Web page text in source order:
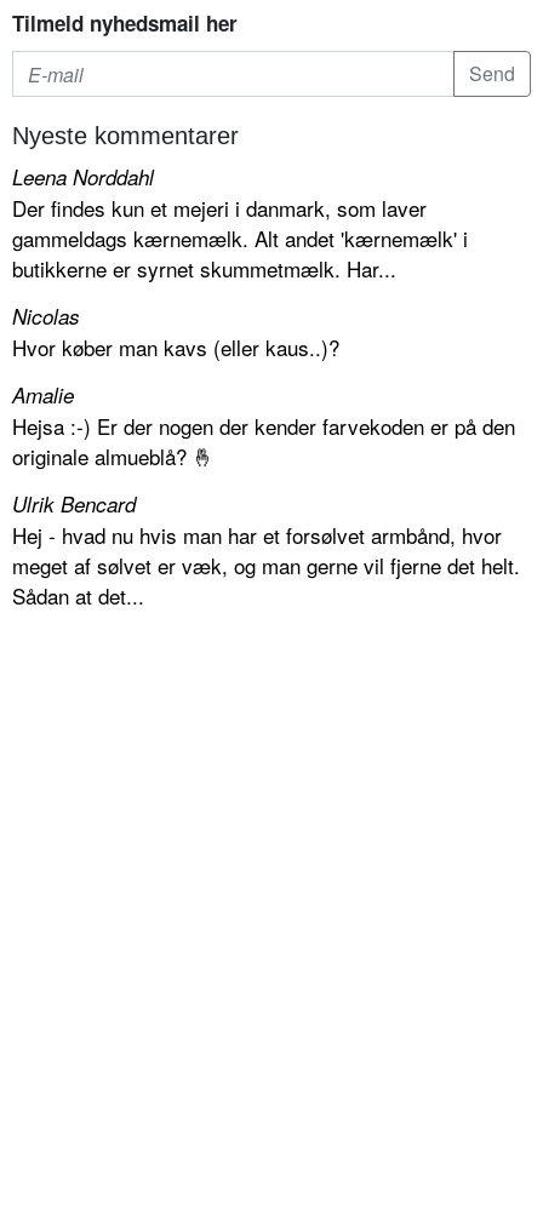
Tilmeld nyhedsmail her
Nyeste kommentarer
Leena Norddahl
Der findes kun et mejeri i danmark, som laver
gammeldags kærnemælk. Alt andet 'kærnemælk' i
butikkerne er syrnet skummetmælk. Har...
Nicolas
Hvor køber man kavs (eller kaus..)?
Amalie
Hejsa :-) Er der nogen der kender farvekoden er på den
originale almueblå? 🤞
Ulrik Bencard
Hej - hvad nu hvis man har et forsølvet armbånd, hvor
meget af sølvet er væk, og man gerne vil fjerne det helt.
Sådan at det...